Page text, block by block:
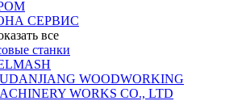
СЕРВИС
все
станки
WOODWORKING
WORKS CO., LTD